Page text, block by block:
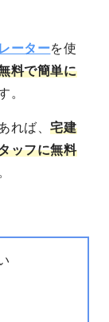
ーターを使
料で簡単に
。
れば、宅建
ッフに無料